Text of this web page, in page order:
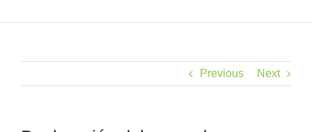
Previous Next